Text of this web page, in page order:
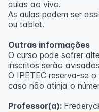
aulas ao vivo.
As aulas podem ser
ou tablet.
Outras informações
O curso pode sofrer
inscritos serão
O IPETEC reserva-se
caso não atinja o
Professor(a):